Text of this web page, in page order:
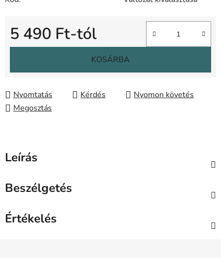
5 490 Ft-tól
Egységár:
KOSÁRBA
Nyomtatás Kérdés
Nyomon követés
Megosztás
Leírás
Beszélgetés
Értékelés